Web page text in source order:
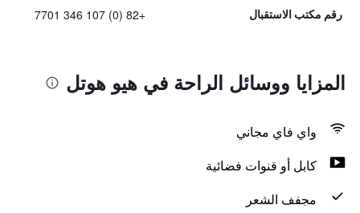
رقم مكتب الاستقبال +82 (0) 107 346 7701
المزايا ووسائل الراحة في هيو هوتل
واي فاي مجاني
كابل أو قنوات فضائية
مجفف الشعر